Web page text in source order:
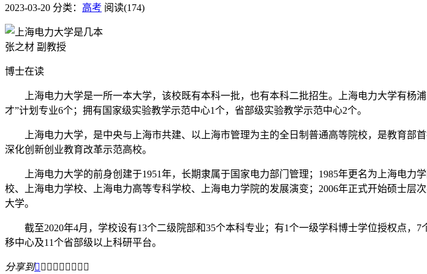
2023-03-20 分类： 高考 阅读(174)
张之材 副教授
博士在读
上海电力大学是一所一本大学，该校既有本科一批，也有本科二批招生。上海电力大学有杨
才”计划专业6个；拥有国家级实验教学示范中心1个，省部级实验教学示范中心2个。
上海电力大学，是中央与上海市共建、以上海市管理为主的全日制普通高等院校，是教育部
深化创新创业教育改革示范高校。
上海电力大学的前身创建于1951年，长期隶属于国家电力部门管理；1985年更名为上海电力
校、上海电力学校、上海电力高等专科学校、上海电力学院的发展演变；2006年正式开始硕士层
大学。
截至2020年4月，学校设有13个二级院部和35个本科专业；有1个一级学科博士学位授权点，
移中心及11个省部级以上科研平台。
分享到        